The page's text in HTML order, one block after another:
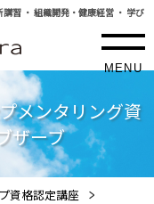
習 ・ 組織開発・健康経営 ・ 学び
MENU
メンタリング資
ザーブ
資格認定講座 >